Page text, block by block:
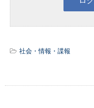
社会・情報・諜報